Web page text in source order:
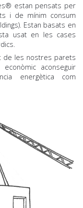
estan pensats per
i de mínim consum
Estan basats en
usat en les cases
de les nostres parets
aconseguir
energètica com